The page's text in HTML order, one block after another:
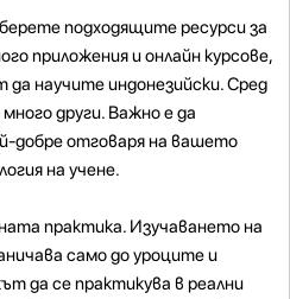
подходящите ресурси за
приложения и онлайн курсове,
научите индонезийски. Сред
други. Важно е да
добре отговаря на вашето
на учене.
практика. Изучаването на
само до уроците и
да се практикува в реални